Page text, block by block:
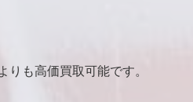
りも高価買取可能です。